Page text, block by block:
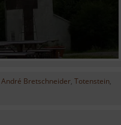
André Bretschneider, Totenstein,